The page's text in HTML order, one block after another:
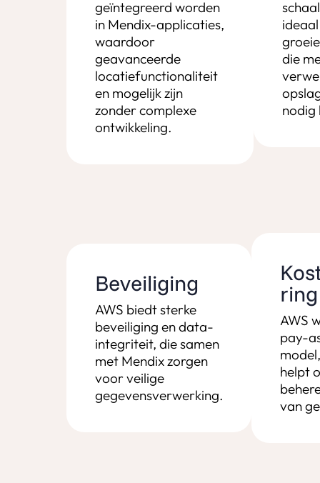
geïntegreerd worden
in Mendix-applicaties,
waardoor
geavanceerde
locatiefunctionaliteit
en mogelijk zijn
zonder complexe
ontwikkeling.
die
nodig
Beveiliging
AWS biedt sterke
beveiliging en data-
integriteit, die samen
met Mendix zorgen
voor veilige
gegevensverwerking.
ring
AWS
pay-
helpt
van